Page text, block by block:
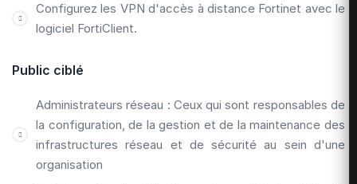
Configurez les VPN d'accès à distance Fortinet avec le
logiciel FortiClient.
Public ciblé
Administrateurs réseau : Ceux qui sont responsables de
la configuration, de la gestion et de la maintenance des
infrastructures réseau et de sécurité au sein d'une
organisation